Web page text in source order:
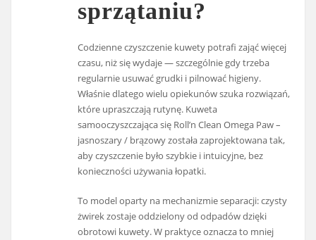
sprzątaniu?
Codzienne czyszczenie kuwety potrafi zająć więcej
czasu, niż się wydaje — szczególnie gdy trzeba
regularnie usuwać grudki i pilnować higieny.
Właśnie dlatego wielu opiekunów szuka rozwiązań,
które upraszczają rutynę. Kuweta
samooczyszczająca się Roll’n Clean Omega Paw –
jasnoszary / brązowy została zaprojektowana tak,
aby czyszczenie było szybkie i intuicyjne, bez
konieczności używania łopatki.
To model oparty na mechanizmie separacji: czysty
żwirek zostaje oddzielony od odpadów dzięki
obrotowi kuwety. W praktyce oznacza to mniej